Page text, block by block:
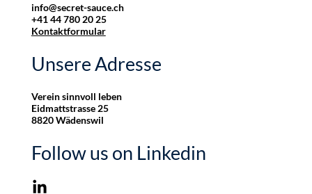
info@secret-sauce.ch
+41 44 780 20 25
Kontaktformular
Unsere Adresse
Verein sinnvoll leben
Eidmattstrasse 25
8820 Wädenswil
Follow us on Linkedin